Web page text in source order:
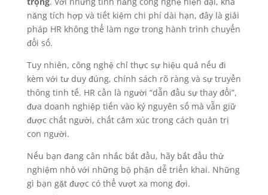
năng tích hợp và tiết kiệm chi phí dài hạn, đây là giải
pháp HR không thể làm ngơ trong hành trình chuyển
đổi số.
Tuy nhiên, công nghệ chỉ thực sự hiệu quả nếu đi
kèm với tư duy đúng, chính sách rõ ràng và sự truyền
thông tinh tế. HR cần là người “dẫn đầu sự thay đổi”,
đưa doanh nghiệp tiến vào kỷ nguyên số mà vẫn giữ
được chất người, chất cảm xúc trong cách quản trị
con người.
Nếu bạn đang cân nhắc bắt đầu, hãy bắt đầu thử
nghiệm nhỏ với những bộ phận dễ triển khai. Những
gì bạn gặt được có thể vượt xa mong đợi.